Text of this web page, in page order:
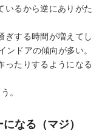
いるから逆にありがた
ぎする時間が増えてし
ンドアの傾向が多い。
ったりするようになる
。
なる（マジ）